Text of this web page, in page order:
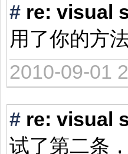
# re: visual
用了你的方
2010-09-01
# re: visual
试了第二条